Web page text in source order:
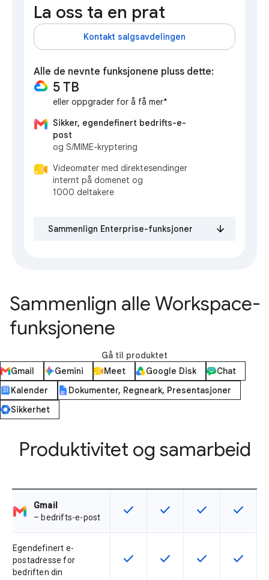
La oss ta en prat
Kontakt salgsavdelingen
Alle de nevnte funksjonene pluss dette:
5 TB
eller oppgrader for å få mer*
Sikker, egendefinert bedrifts-e-
post
og S/MIME-kryptering
Videomøter med direktesendinger
internt på domenet og
1000 deltakere
Sammenlign Enterprise-funksjoner
Sammenlign alle Workspace-
funksjonene
Gå til produktet
Gmail
Gemini Meet Google Disk
Chat
Kalender
Dokumenter, Regneark, Presentasjoner
Sikkerhet
Produktivitet og samarbeid
Gmail
– bedrifts-e-post
Denne funksjonen er tilgjengelig
check Denne funksjonen er
check Denne
check Denne
check
Egendefinert e-
postadresse for
bedriften din
Denne funksjonen er tilgjengelig
check Denne funksjonen er
check Denne
check Denne
check